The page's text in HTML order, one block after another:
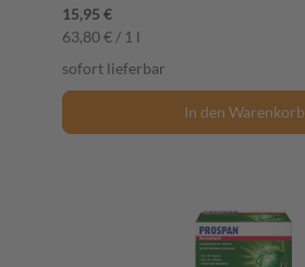
15,95 €
63,80 € / 1 l
sofort lieferbar
In den Warenkorb